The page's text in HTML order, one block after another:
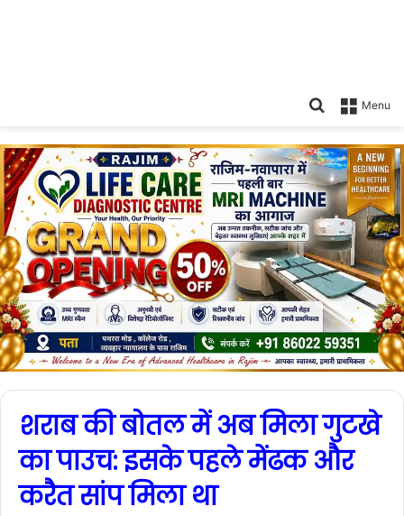
Menu
Search
शराब की बोतल में अब मिला गुटखे
का पाउच: इसके पहले मेंढक और
करैत सांप मिला था